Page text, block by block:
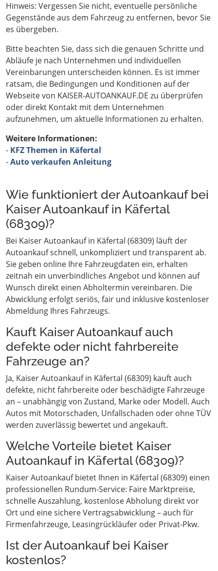
Hinweis: Vergessen Sie nicht, eventuelle persönliche
Gegenstände aus dem Fahrzeug zu entfernen, bevor Sie
es übergeben.
Bitte beachten Sie, dass sich die genauen Schritte und
Abläufe je nach Unternehmen und individuellen
Vereinbarungen unterscheiden können. Es ist immer
ratsam, die Bedingungen und Konditionen auf der
Webseite von KAISER-AUTOANKAUF.DE zu überprüfen
oder direkt Kontakt mit dem Unternehmen
aufzunehmen, um aktuelle Informationen zu erhalten.
Weitere Informationen:
- KFZ Themen in Käfertal
-Auto verkaufen Anleitung
Wie funktioniert der Autoankauf bei
Kaiser Autoankauf in Käfertal
(68309)?
Bei Kaiser Autoankauf in Käfertal (68309) läuft der
Autoankauf schnell, unkompliziert und transparent ab.
Sie geben online Ihre Fahrzeugdaten ein, erhalten
zeitnah ein unverbindliches Angebot und können auf
Wunsch direkt einen Abholtermin vereinbaren. Die
Abwicklung erfolgt seriös, fair und inklusive kostenloser
Abmeldung Ihres Fahrzeugs.
Kauft Kaiser Autoankauf auch
defekte oder nicht fahrbereite
Fahrzeuge an?
Ja, Kaiser Autoankauf in Käfertal (68309) kauft auch
defekte, nicht fahrbereite oder beschädigte Fahrzeuge
an – unabhängig von Zustand, Marke oder Modell. Auch
Autos mit Motorschaden, Unfallschaden oder ohne TÜV
werden zuverlässig bewertet und angekauft.
Welche Vorteile bietet Kaiser
Autoankauf in Käfertal (68309)?
Kaiser Autoankauf bietet Ihnen in Käfertal (68309) einen
professionellen Rundum-Service: Faire Marktpreise,
schnelle Auszahlung, kostenlose Abholung direkt vor
Ort und eine sichere Vertragsabwicklung – auch für
Firmenfahrzeuge, Leasingrückläufer oder Privat-Pkw.
Ist der Autoankauf bei Kaiser
kostenlos?